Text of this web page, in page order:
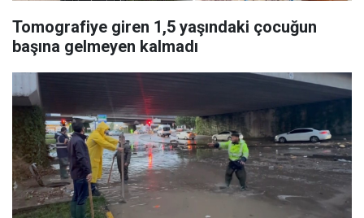
Tomografiye giren 1,5 yaşındaki çocuğun
başına gelmeyen kalmadı